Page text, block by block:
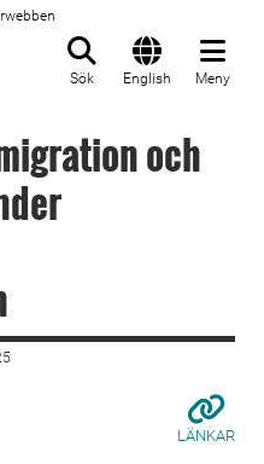
Sök English Meny
och
LÄNKAR